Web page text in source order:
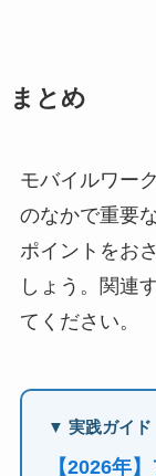
まとめ
モバイルワー
のなかで重要
ポイントをお
しょう。関連
てください。
▼ 実践ガイド
【2026年